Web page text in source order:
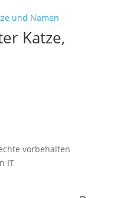
Katze,
vorbehalten
IT